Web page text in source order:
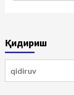
Қидириш